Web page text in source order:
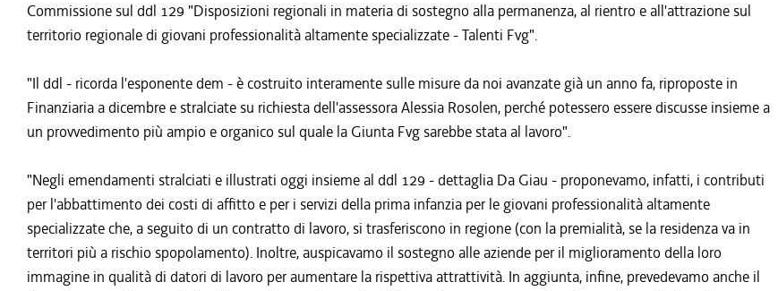
Commissione sul ddl 129 "Disposizioni regionali in materia di sostegno alla permanenza, al rientro e all'attrazione sul
territorio regionale di giovani professionalità altamente specializzate - Talenti Fvg".
"Il ddl - ricorda l'esponente dem - è costruito interamente sulle misure da noi avanzate già un anno fa, riproposte in
Finanziaria a dicembre e stralciate su richiesta dell'assessora Alessia Rosolen, perché potessero essere discusse insieme a
un provvedimento più ampio e organico sul quale la Giunta Fvg sarebbe stata al lavoro".
"Negli emendamenti stralciati e illustrati oggi insieme al ddl 129 - dettaglia Da Giau - proponevamo, infatti, i contributi
per l'abbattimento dei costi di affitto e per i servizi della prima infanzia per le giovani professionalità altamente
specializzate che, a seguito di un contratto di lavoro, si trasferiscono in regione (con la premialità, se la residenza va in
territori più a rischio spopolamento). Inoltre, auspicavamo il sostegno alle aziende per il miglioramento della loro
immagine in qualità di datori di lavoro per aumentare la rispettiva attrattività. In aggiunta, infine, prevedevamo anche il